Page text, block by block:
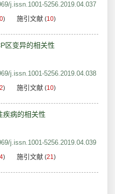
j.issn.1001-5256.2019.04.037
) 施引文献 (10)
区变异的相关性
j.issn.1001-5256.2019.04.038
) 施引文献 (10)
疾病的相关性
j.issn.1001-5256.2019.04.039
) 施引文献 (21)